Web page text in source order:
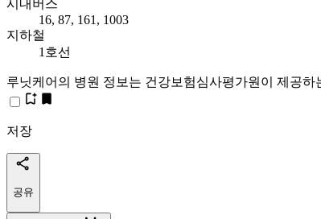
시내버스
16, 87, 161, 1003
지하철
1호선
루닛케어의 병원 정보는 건강보험심사평가원이 제공
저장
공유